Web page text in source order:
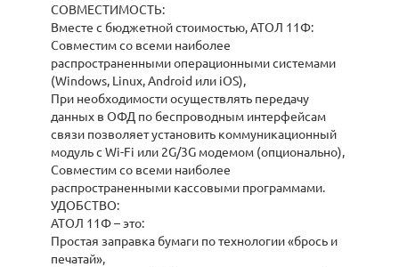
СОВМЕСТИМОСТЬ:
Вместе с бюджетной стоимостью, АТОЛ 11Ф:
Совместим со всеми наиболее
распространенными операционными системами
(Windows, Linux, Android или iOS),
При необходимости осуществлять передачу
данных в ОФД по беспроводным интерфейсам
связи позволяет установить коммуникационный
модуль с Wi-Fi или 2G/3G модемом (опционально),
Совместим со всеми наиболее
распространенными кассовыми программами.
УДОБСТВО:
АТОЛ 11Ф – это:
Простая заправка бумаги по технологии «брось и
печатай»,